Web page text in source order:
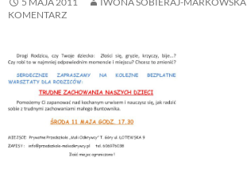
KOMENTARZ